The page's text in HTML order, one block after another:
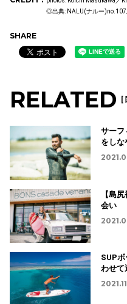
◎出典: NALU(ナルー
SHARE
RELATED [
サーフ
をしな
【島
会い
SUP
わせて